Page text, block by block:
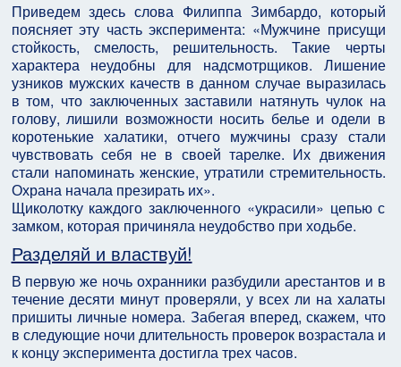
Приведем здесь слова Филиппа Зимбардо, который
поясняет эту часть эксперимента: «Мужчине присущи
стойкость, смелость, решительность. Такие черты
характера неудобны для надсмотрщиков. Лишение
узников мужских качеств в данном случае выразилась
в том, что заключенных заставили натянуть чулок на
голову, лишили возможности носить белье и одели в
коротенькие халатики, отчего мужчины сразу стали
чувствовать себя не в своей тарелке. Их движения
стали напоминать женские, утратили стремительность.
Охрана начала презирать их».
Щиколотку каждого заключенного «украсили» цепью с
замком, которая причиняла неудобство при ходьбе.
Разделяй и властвуй!
В первую же ночь охранники разбудили арестантов и в
течение десяти минут проверяли, у всех ли на халаты
пришиты личные номера. Забегая вперед, скажем, что
в следующие ночи длительность проверок возрастала и
к концу эксперимента достигла трех часов.